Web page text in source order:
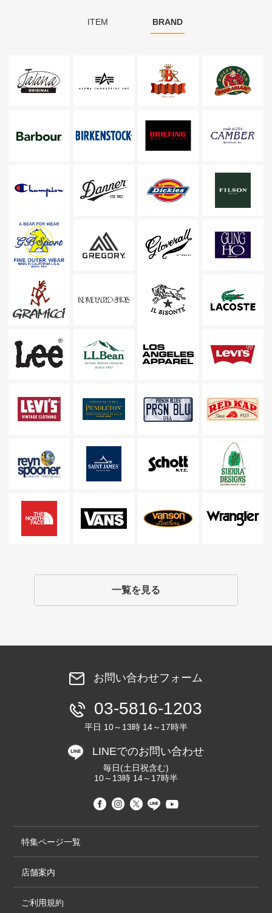
ITEM BRAND
一覧を見る
お問い合わせフォーム
03-5816-1203
平日 10～13時 14～17時半
LINEでのお問い合わせ
毎日(土日祝含む)
10～13時 14～17時半
特集ページ一覧
店舗案内
ご利用規約